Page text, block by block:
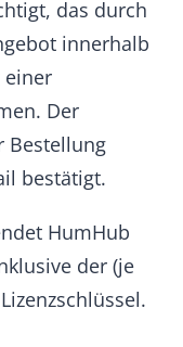
haben
Ihnen
Sie eine